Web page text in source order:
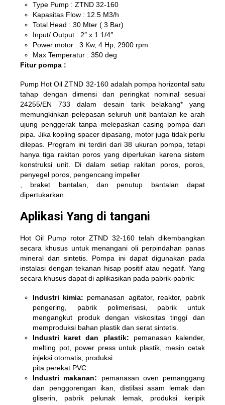
Type Pump : ZTND 32-160
Kapasitas Flow : 12.5 M3/h
Total Head : 30 Mter ( 3 Bar)
Input/ Output : 2″ x 1 1/4″
Power motor : 3 Kw, 4 Hp, 2900 rpm
Max Temperatur : 350 deg
Fitur pompa :
Pump Hot Oil ZTND 32-160adalah pompa horizontal satu
tahap dengan dimensi dan peringkat nominal sesuai
24255/EN 733 dalam desain tarik belakang* yang
memungkinkan pelepasan seluruh unit bantalan ke arah
ujung penggerak tanpa melepaskan casing pompa dari
pipa. Jika kopling spacer dipasang, motor juga tidak perlu
dilepas. Program ini terdiri dari 38 ukuran pompa, tetapi
hanya tiga rakitan poros yang diperlukan karena sistem
konstruksi unit. Di dalam setiap rakitan poros, poros,
penyegel poros, pengencang impeller
, braket bantalan, dan penutup bantalan dapat
dipertukarkan.
Aplikasi Yang di tangani
Hot Oil Pump rotor ZTND 32-160 telah dikembangkan
secara khusus untuk menangani oli perpindahan panas
mineral dan sintetis. Pompa ini dapat digunakan pada
instalasi dengan tekanan hisap positif atau negatif. Yang
secara khusus dapat di aplikasikan pada pabrik-pabrik:
Industri kimia: pemanasan agitator, reaktor, pabrik
pengering, pabrik polimerisasi, pabrik untuk
mengangkut produk dengan viskositas tinggi dan
memproduksi bahan plastik dan serat sintetis.
Industri karet dan plastik: pemanasan kalender,
melting pot, power press untuk plastik, mesin cetak
injeksi otomatis, produksi
pita perekat PVC.
Industri makanan: pemanasan oven pemanggang
dan penggorengan ikan, distilasi asam lemak dan
gliserin, pabrik pelunak lemak, produksi keripik